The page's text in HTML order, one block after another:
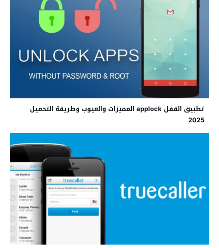
تطبيق القفل applock المميزات والعيوب وطريقة التحميل
2025